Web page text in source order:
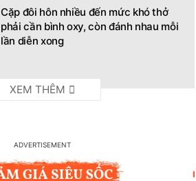
Cặp đôi hôn nhiều đến mức khó thở
phải cần bình oxy, còn đánh nhau mỗi
lần diễn xong